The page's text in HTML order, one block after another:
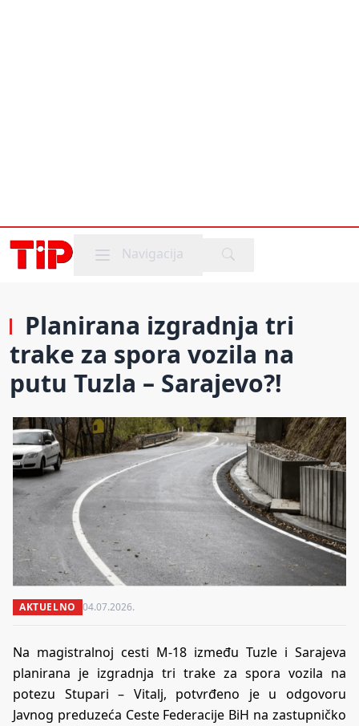
Mobile menu
Navigacija
Planirana izgradnja tri
trake za spora vozila na
putu Tuzla – Sarajevo?!
AKTUELNO 04.07.2026.
Na magistralnoj cesti M-18 između Tuzle i Sarajeva
planirana je izgradnja tri trake za spora vozila na
potezu Stupari – Vitalj, potvrđeno je u odgovoru
Javnog preduzeća Ceste Federacije BiH na zastupničko